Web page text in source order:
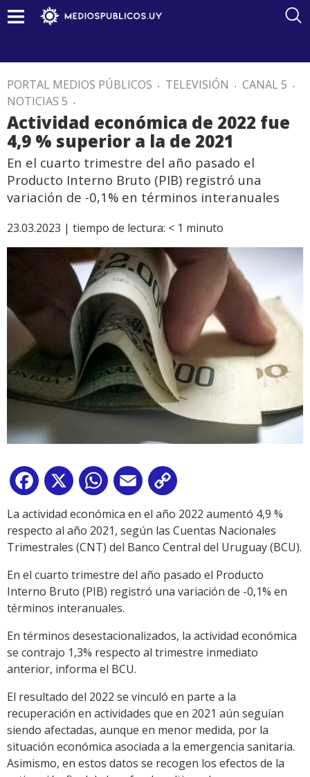
PORTAL MEDIOS PÚBLICOS . TELEVISIÓN . CANAL 5 .
NOTICIAS 5 .
Actividad económica de 2022 fue
4,9 % superior a la de 2021
En el cuarto trimestre del año pasado el
Producto Interno Bruto (PIB) registró una
variación de -0,1% en términos interanuales
23.03.2023 | tiempo de lectura: < 1 minuto
Facebook
X WhatsApp
Email
Link
La actividad económica en el año 2022 aumentó 4,9 %
respecto al año 2021, según las Cuentas Nacionales
Trimestrales (CNT) del Banco Central del Uruguay (BCU).
En el cuarto trimestre del año pasado el Producto
Interno Bruto (PIB) registró una variación de -0,1% en
términos interanuales.
En términos desestacionalizados, la actividad económica
se contrajo 1,3% respecto al trimestre inmediato
anterior, informa el BCU.
El resultado del 2022 se vinculó en parte a la
recuperación en actividades que en 2021 aún seguían
siendo afectadas, aunque en menor medida, por la
situación económica asociada a la emergencia sanitaria.
Asimismo, en estos datos se recogen los efectos de la